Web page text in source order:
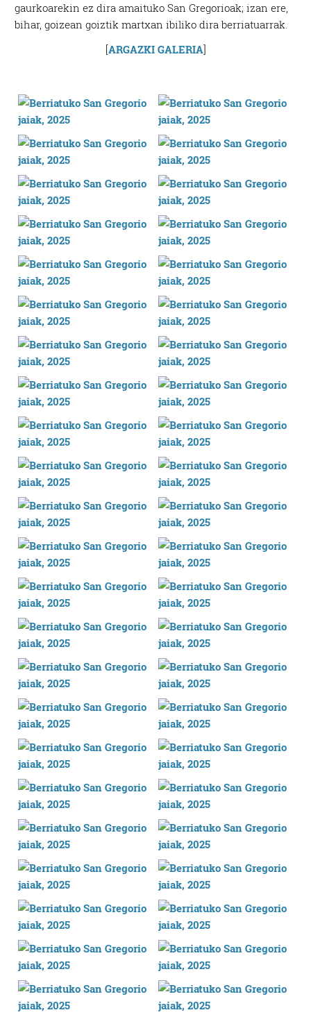
gaurkoarekin ez dira amaituko San Gregorioak; izan ere,
bihar, goizean goiztik martxan ibiliko dira berriatuarrak.
[ARGAZKI GALERIA]